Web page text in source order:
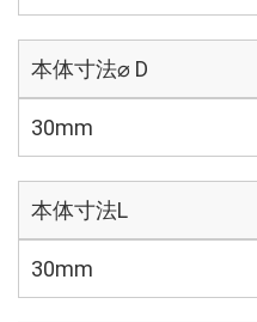
本体寸法⌀ D
30mm
本体寸法L
30mm